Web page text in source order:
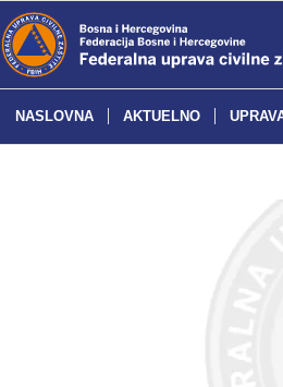
NASLOVNA AKTUELNO